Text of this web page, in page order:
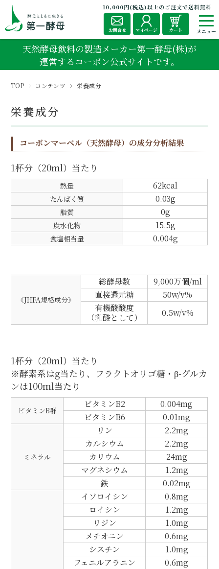
10,000円(税込)以上のご注文で送料無料
お問合せ マイページ カート
天然酵母飲料の製造メーカー第一酵母(株)が
運営するコーボン公式サイトです。
TOP コンテンツ 栄養成分
栄養成分
コーボンマーベル（天然酵母）の成分分析結果
1杯分（20ml）当たり
熱量 62kcal
たんぱく質 0.03g
脂質 0g
炭水化物 15.5g
食塩相当量 0.004g
《JHFA規格成分》
総酵母数
9,000万個/ml
直接還元糖
50w/v%
有機酸酸度
（乳酸として）
0.5w/v%
1杯分（20ml）当たり
※酵素系はg当たり、フラクトオリゴ糖・β-グルカ
ンは100ml当たり
ビタミンB群
ビタミンB2
0.004mg
ビタミンB6
0.01mg
ミネラル
リン
2.2mg
カルシウム
2.2mg
カリウム
24mg
マグネシウム
1.2mg
鉄
0.02mg
イソロイシン
0.8mg
ロイシン
1.2mg
リジン
1.0mg
メチオニン
0.6mg
シスチン
1.0mg
フェニルアラニン
0.6mg